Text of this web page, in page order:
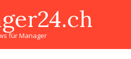
für Manager